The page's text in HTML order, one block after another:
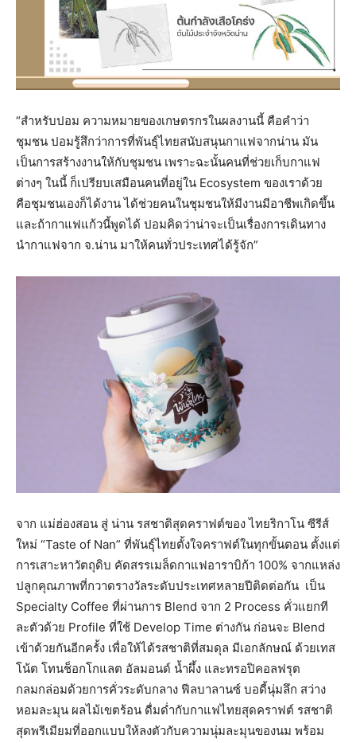
“สำหรับปอม ความหมายของเกษตรกรในผลงานนี้ คือคำว่า
ชุมชน ปอมรู้สึกว่าการที่พันธุ์ไทยสนับสนุนกาแฟจากน่าน มัน
เป็นการสร้างงานให้กับชุมชน เพราะฉะนั้นคนที่ช่วยเก็บกาแฟ
ต่างๆ ในนี้ ก็เปรียบเสมือนคนที่อยู่ใน Ecosystem ของเราด้วย
คือชุมชนเองก็ได้งาน ได้ช่วยคนในชุมชนให้มีงานมีอาชีพเกิดขึ้น
และถ้ากาแฟแก้วนี้พูดได้ ปอมคิดว่าน่าจะเป็นเรื่องการเดินทาง
นำกาแฟจาก จ.น่าน มาให้คนทั่วประเทศได้รู้จัก”
จาก แม่ฮ่องสอน สู่ น่าน รสชาติสุดคราฟต์ของ ไทยริกาโน ซีรีส์
ใหม่ “Taste of Nan” ที่พันธุ์ไทยตั้งใจคราฟต์ในทุกขั้นตอน ตั้งแต่
การเสาะหาวัตถุดิบ คัดสรรเมล็ดกาแฟอาราบิก้า 100% จากแหล่ง
ปลูกคุณภาพที่กวาดรางวัลระดับประเทศหลายปีติดต่อกัน เป็น
Specialty Coffee ที่ผ่านการ Blend จาก 2 Process คั่วแยกที
ละตัวด้วย Profile ที่ใช้ Develop Time ต่างกัน ก่อนจะ Blend
เข้าด้วยกันอีกครั้ง เพื่อให้ได้รสชาติที่สมดุล มีเอกลักษณ์ ด้วยเทส
โน้ต โทนช็อกโกแลต อัลมอนด์ น้ำผึ้ง และทรอปิคอลฟรุต
กลมกล่อมด้วยการคั่วระดับกลาง ฟีลบาลานซ์ บอดี้นุ่มลึก สว่าง
หอมละมุน ผลไม้เขตร้อน ดื่มด่ำกับกาแฟไทยสุดคราฟต์ รสชาติ
สุดพรีเมียมที่ออกแบบให้ลงตัวกับความนุ่มละมุนของนม พร้อม